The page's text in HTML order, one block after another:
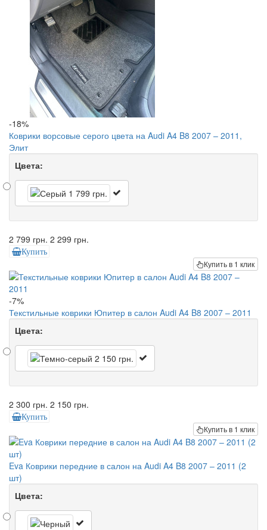
-18%
Коврики ворсовые серого цвета на Audi A4 B8 2007 – 2011,
Элит
Цвета:
2 799 грн. 2 299 грн.
Купить
Купить в 1 клик
-7%
Текстильные коврики Юпитер в салон Audi A4 B8 2007 – 2011
Цвета:
2 300 грн. 2 150 грн.
Купить
Купить в 1 клик
Eva Коврики передние в салон на Audi A4 B8 2007 – 2011 (2
шт)
Цвета: